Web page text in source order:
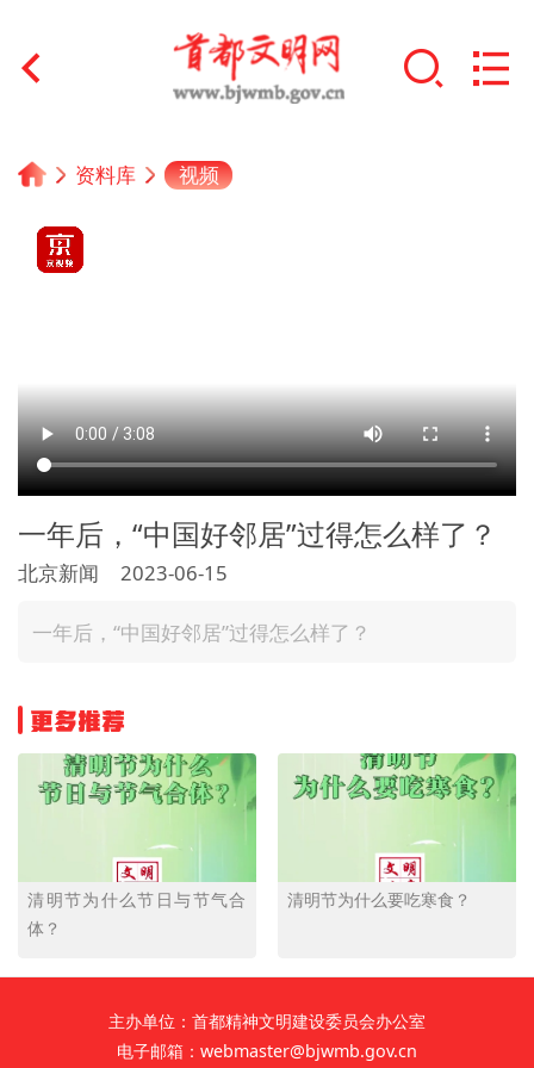
首页
文明创建
文明实践
未成年人思想道德建设
榜样人物
+
身边好人
文明评论
北京宣传文化引导基金
专题
资料库
+
资料库 视频
一年后，“中国好邻居”过得怎么样了？
北京新闻 2023-06-15
一年后，“中国好邻居”过得怎么样了？
更多推荐
清明节为什么节日与节气合
体？
清明节为什么要吃寒食？
主办单位：首都精神文明建设委员会办公室
电子邮箱：webmaster@bjwmb.gov.cn